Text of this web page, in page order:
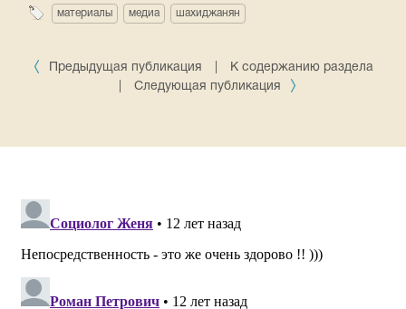
материалы медиа шахиджанян
Предыдущая публикация
К содержанию раздела
Следующая публикация